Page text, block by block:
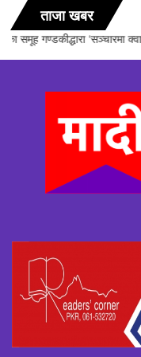
ताजा खबर
कञ्चन पत्रकरिता पुरस्कार खेम